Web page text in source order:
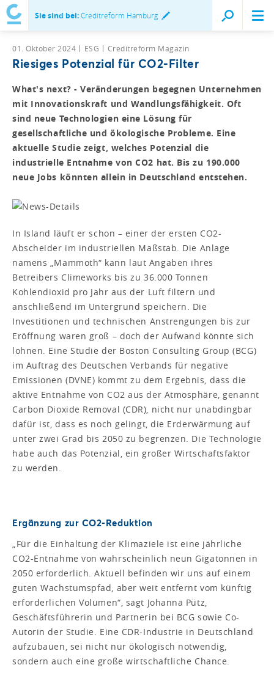
Sie sind bei:Creditreform Hamburg
01. Oktober 2024 ESG Creditreform Magazin
Riesiges Potenzial für CO2-Filter
What's next? - Veränderungen begegnen Unternehmen
mit Innovationskraft und Wandlungsfähigkeit. Oft
sind neue Technologien eine Lösung für
gesellschaftliche und ökologische Probleme. Eine
aktuelle Studie zeigt, welches Potenzial die
industrielle Entnahme von CO2 hat. Bis zu 190.000
neue Jobs könnten allein in Deutschland entstehen.
In Island läuft er schon – einer der ersten CO2-
Abscheider im industriellen Maßstab. Die Anlage
namens „Mammoth“ kann laut Angaben ihres
Betreibers Climeworks bis zu 36.000 Tonnen
Kohlendioxid pro Jahr aus der Luft filtern und
anschließend im Untergrund speichern. Die
Investitionen und technischen Anstrengungen bis zur
Eröffnung waren groß – doch der Aufwand könnte sich
lohnen. Eine Studie der Boston Consulting Group (BCG)
im Auftrag des Deutschen Verbands für negative
Emissionen (DVNE) kommt zu dem Ergebnis, dass die
aktive Entnahme von CO2 aus der Atmosphäre, genannt
Carbon Dioxide Removal (CDR), nicht nur unabdingbar
dafür ist, dass es noch gelingt, die Erderwärmung auf
unter zwei Grad bis 2050 zu begrenzen. Die Technologie
habe auch das Potenzial, ein großer Wirtschaftsfaktor
zu werden.
Ergänzung zur CO2-Reduktion
„Für die Einhaltung der Klimaziele ist eine jährliche
CO2-Entnahme von wahrscheinlich neun Gigatonnen in
2050 erforderlich. Aktuell befinden wir uns auf einem
guten Wachstumspfad, aber weit entfernt vom künftig
erforderlichen Volumen“, sagt Johanna Pütz,
Geschäftsführerin und Partnerin bei BCG sowie Co-
Autorin der Studie. Eine CDR-Industrie in Deutschland
aufzubauen, sei nicht nur ökologisch notwendig,
sondern auch eine große wirtschaftliche Chance.